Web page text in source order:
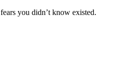
you didn’t know existed.